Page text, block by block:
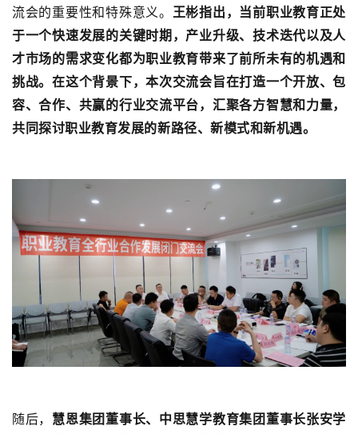
流会的重要性和特殊意义。
王彬指出，当前职业教育正处
于一个快速发展的关键时期，产业升级、技术迭代以及人
才市场的需求变化都为职业教育带来了前所未有的机遇和
挑战。在这个背景下，本次交流会旨在打造一个开放、包
容、合作、共赢的行业交流平台，汇聚各方智慧和力量，
共同探讨职业教育发展的新路径、新模式和新机遇。
随后， 慧恩集团董事长、中思慧学教育集团董事长张安学